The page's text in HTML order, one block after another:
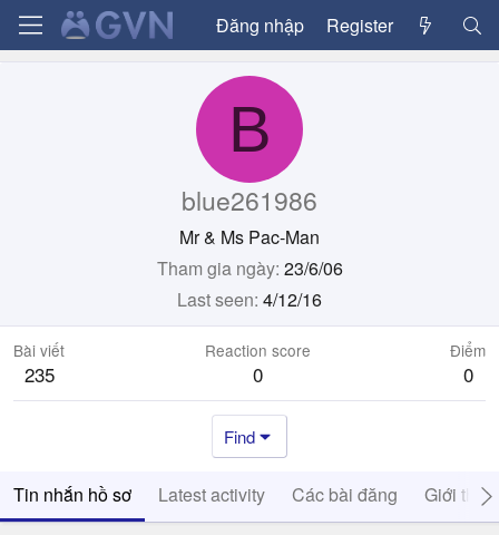
Đăng nhập Register
B
blue261986
Mr & Ms Pac-Man
Tham gia ngày 23/6/06
Last seen 4/12/16
Bài viết
235
Reaction score
0
Điểm
0
Find
Tin nhắn hồ sơ Latest activity Các bài đăng Giới thiệu